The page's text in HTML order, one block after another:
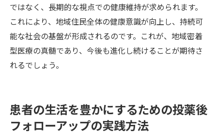
ではなく、長期的な視点での健康維持が求められます。
これにより、地域住民全体の健康意識が向上し、持続可
能な社会の基盤が形成されるのです。これが、地域密着
型医療の真髄であり、今後も進化し続けることが期待さ
れるでしょう。
患者の生活を豊かにするための投薬後
フォローアップの実践方法